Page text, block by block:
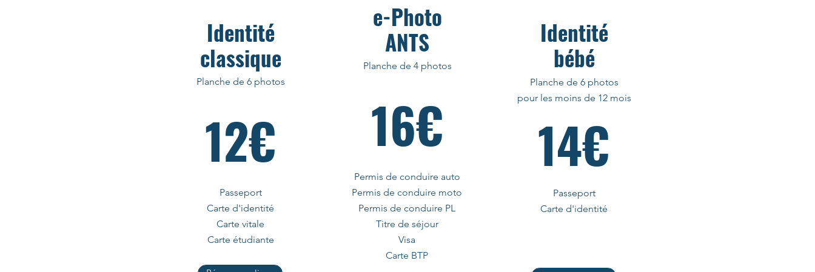
Identité
classique
Planche de 6 photos
12€
Passeport
Carte d'identité
Carte vitale
Carte étudiante
e-Photo
ANTS
Planche de 4 photos
16€
Permis de conduire auto
Permis de conduire moto
Permis de conduire PL
Titre de séjour
Visa
Carte BTP
Identité
bébé
Planche de 6 photos
pour les moins de 12 mois
14€
Passeport
Carte d'identité